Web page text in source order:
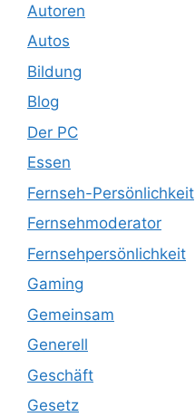
Autoren
Autos
Bildung
Blog
Der PC
Essen
Fernseh-Persönlichkeit
Fernsehmoderator
Fernsehpersönlichkeit
Gaming
Gemeinsam
Generell
Geschäft
Gesetz